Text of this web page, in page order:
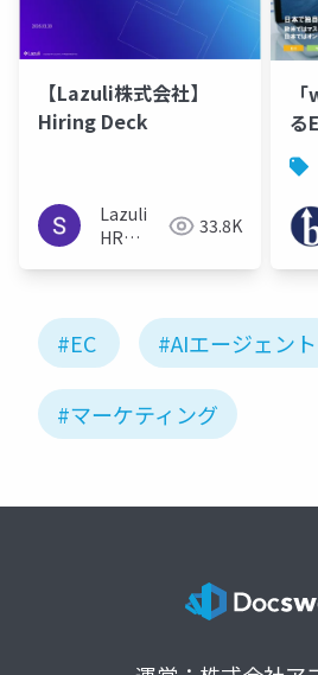
【Lazuli株式会社】
Hiring Deck
Lazuli
HR
33.8K
る
ク
外
#EC #AIエージェント
#マーケティング